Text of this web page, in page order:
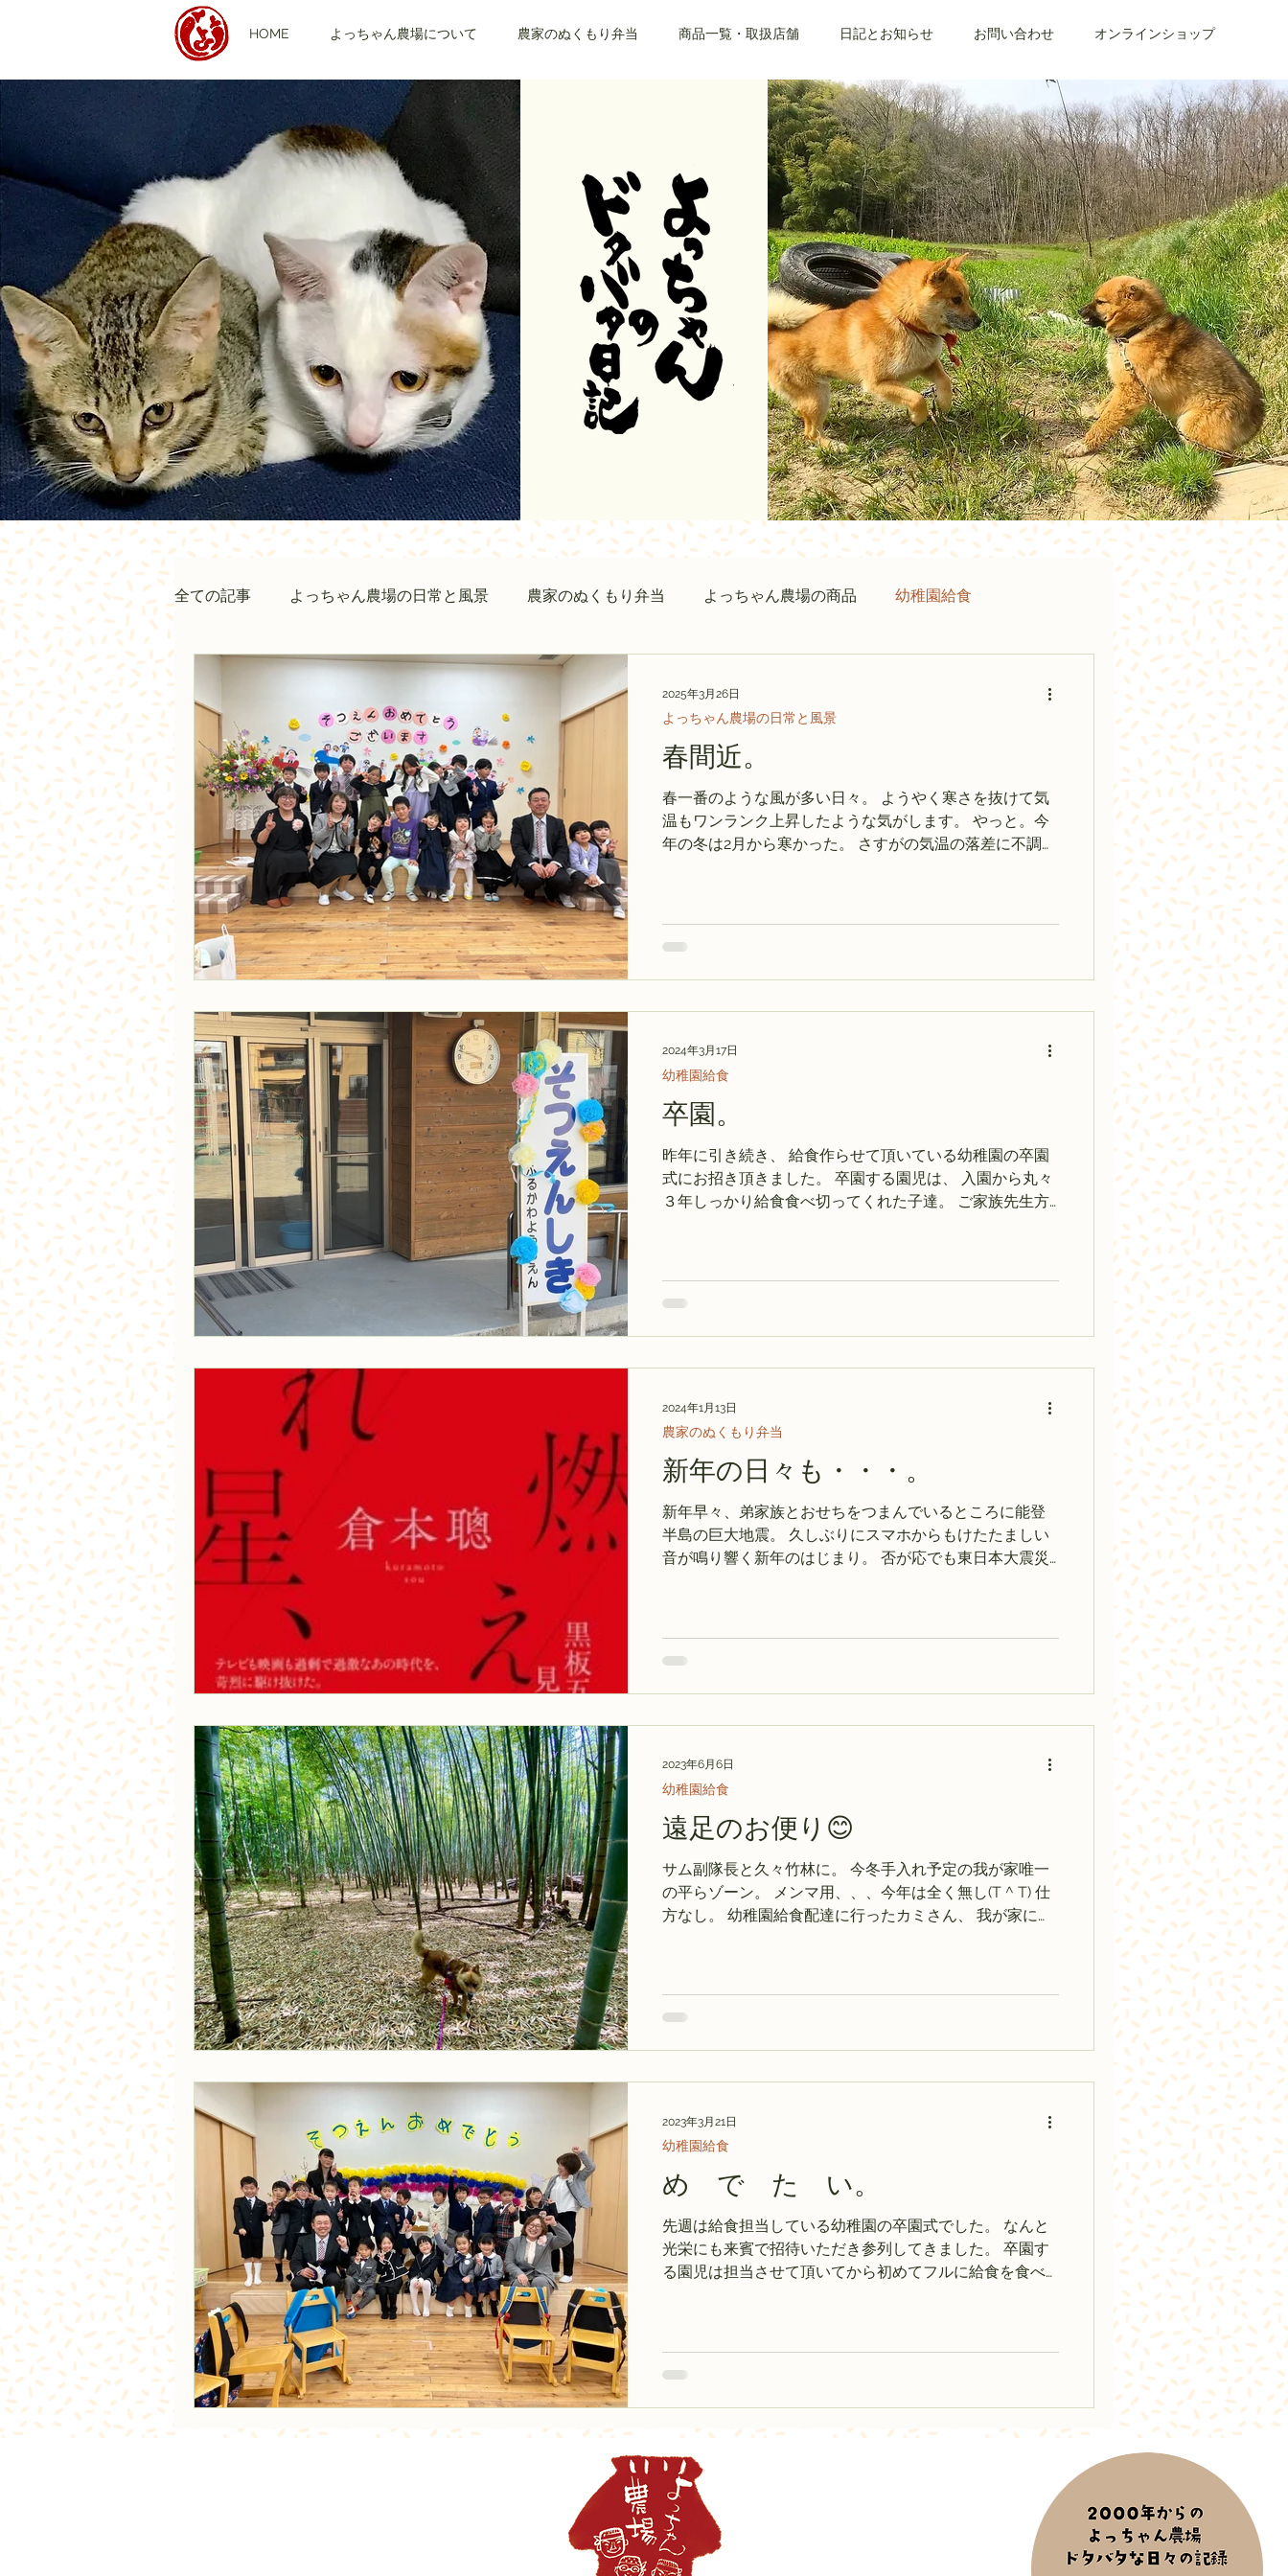
HOME よっちゃん農場について 農家のぬくもり弁当 商品一覧・取扱店舗 日記とお知らせ お問い合わせ オンラインショップ
全ての記事 よっちゃん農場の日常と風景 農家のぬくもり弁当 よっちゃん農場の商品 幼稚園給食
イベント情報 お知らせ
春間近。
春一番のような風が多い日々。 ようやく寒さを抜けて気
温もワンランク上昇したような気がします。 やっと。今
年の冬は2月から寒かった。 さすがの気温の落差に不調が
よっちゃん農場の日常と風景
2025年3月26日
卒園。
昨年に引き続き、 給食作らせて頂いている幼稚園の卒園
式にお招き頂きました。 卒園する園児は、 入園から丸々
３年しっかり給食食べ切ってくれた子達。 ご家族先生方
幼稚園給食
2024年3月17日
新年の日々も・・・。
新年早々、弟家族とおせちをつまんでいるところに能登
半島の巨大地震。 久しぶりにスマホからもけたたましい
音が鳴り響く新年のはじまり。 否が応でも東日本大震災
農家のぬくもり弁当
2024年1月13日
遠足のお便り😊
サム副隊長と久々竹林に。 今冬手入れ予定の我が家唯一
の平らゾーン。 メンマ用、、、今年は全く無し(T ^ T) 仕
方なし。 幼稚園給食配達に行ったカミさん、 我が家に遠
幼稚園給食
2023年6月6日
め で た い。
先週は給食担当している幼稚園の卒園式でした。 なんと
光栄にも来賓で招待いただき参列してきました。 卒園す
る園児は担当させて頂いてから初めてフルに給食を食べ
幼稚園給食
2023年3月21日